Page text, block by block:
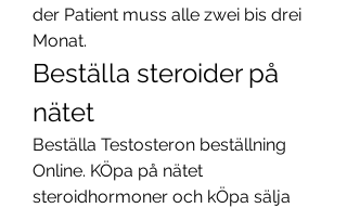
der Patient muss alle zwei bis drei
Monat.
Beställa steroider på
nätet
Beställa Testosteron beställning
Online. KÖpa på nätet
steroidhormoner och kÖpa sälja